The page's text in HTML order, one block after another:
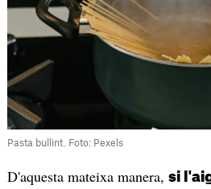
Pasta bullint. Foto: Pexels
D'aquesta mateixa manera, si